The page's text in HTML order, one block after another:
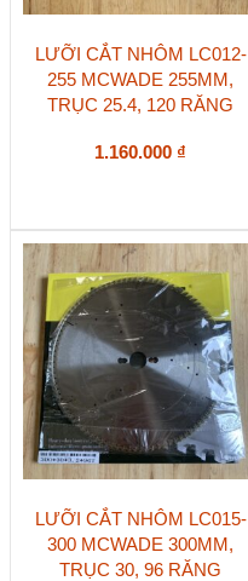
LƯỠI CẮT NHÔM LC012-
255 MCWADE 255MM,
TRỤC 25.4, 120 RĂNG
1.160.000 ₫
LƯỠI CẮT NHÔM LC015-
300 MCWADE 300MM,
TRỤC 30, 96 RĂNG